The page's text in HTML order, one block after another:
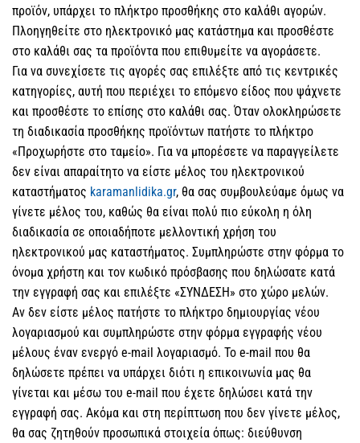
προϊόν, υπάρχει το πλήκτρο προσθήκης στο καλάθι αγορών.
Πλοηγηθείτε στο ηλεκτρονικό μας κατάστημα και προσθέστε
στο καλάθι σας τα προϊόντα που επιθυμείτε να αγοράσετε.
Για να συνεχίσετε τις αγορές σας επιλέξτε από τις κεντρικές
κατηγορίες, αυτή που περιέχει το επόμενο είδος που ψάχνετε
και προσθέστε το επίσης στο καλάθι σας. Όταν ολοκληρώσετε
τη διαδικασία προσθήκης προϊόντων πατήστε το πλήκτρο
«Προχωρήστε στο ταμείο». Για να μπορέσετε να παραγγείλετε
δεν είναι απαραίτητο να είστε μέλος του ηλεκτρονικού
καταστήματος karamanlidika.gr, θα σας συμβουλεύαμε όμως να
γίνετε μέλος του, καθώς θα είναι πολύ πιο εύκολη η όλη
διαδικασία σε οποιαδήποτε μελλοντική χρήση του
ηλεκτρονικού μας καταστήματος. Συμπληρώστε στην φόρμα το
όνομα χρήστη και τον κωδικό πρόσβασης που δηλώσατε κατά
την εγγραφή σας και επιλέξτε «ΣΥΝΔΕΣΗ» στο χώρο μελών.
Αν δεν είστε μέλος πατήστε το πλήκτρο δημιουργίας νέου
λογαριασμού και συμπληρώστε στην φόρμα εγγραφής νέου
μέλους έναν ενεργό e-mail λογαριασμό. Το e-mail που θα
δηλώσετε πρέπει να υπάρχει διότι η επικοινωνία μας θα
γίνεται και μέσω του e-mail που έχετε δηλώσει κατά την
εγγραφή σας. Ακόμα και στη περίπτωση που δεν γίνετε μέλος,
θα σας ζητηθούν προσωπικά στοιχεία όπως: διεύθυνση